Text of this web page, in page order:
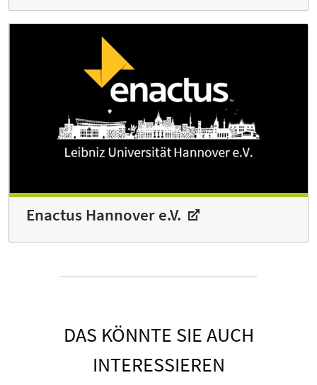
Enactus Hannover e.V.
DAS KÖNNTE SIE AUCH
INTERESSIEREN